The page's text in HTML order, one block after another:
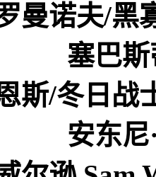
曼诺夫/黑
斯蒂安·
斯/冬日战
尼·麦凯